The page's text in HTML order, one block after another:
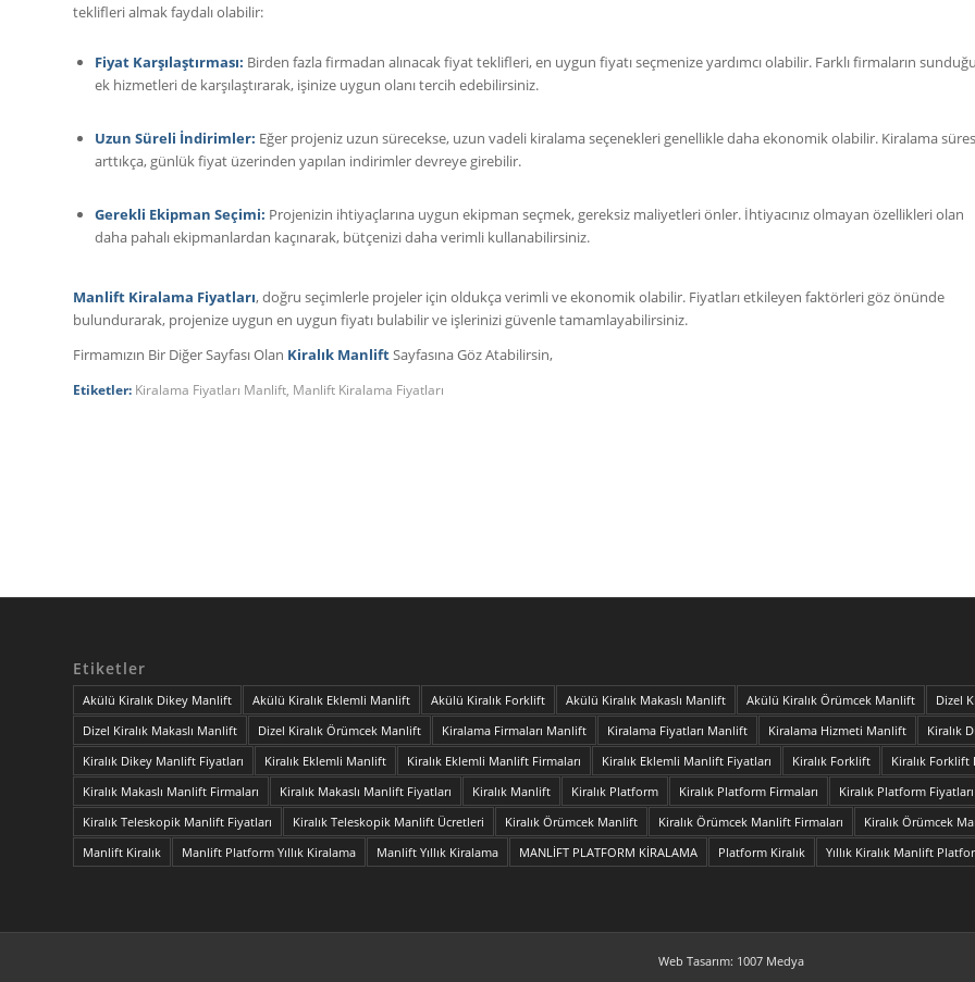
teklifleri almak faydalı olabilir:
Fiyat Karşılaştırması: Birden fazla firmadan alınacak fiyat teklifleri, en uygun fiyatı seçmenize yardımcı olabilir. Farklı firmaların
ek hizmetleri de karşılaştırarak, işinize uygun olanı tercih edebilirsiniz.
Uzun Süreli İndirimler: Eğer projeniz uzun sürecekse, uzun vadeli kiralama seçenekleri genellikle daha ekonomik olabilir. Kiralama
arttıkça, günlük fiyat üzerinden yapılan indirimler devreye girebilir.
Gerekli Ekipman Seçimi: Projenizin ihtiyaçlarına uygun ekipman seçmek, gereksiz maliyetleri önler. İhtiyacınız olmayan özellikleri olan
daha pahalı ekipmanlardan kaçınarak, bütçenizi daha verimli kullanabilirsiniz.
Manlift Kiralama Fiyatları, doğru seçimlerle projeler için oldukça verimli ve ekonomik olabilir. Fiyatları etkileyen faktörleri göz önünde
bulundurarak, projenize uygun en uygun fiyatı bulabilir ve işlerinizi güvenle tamamlayabilirsiniz.
Firmamızın Bir Diğer Sayfası Olan Kiralık ManliftSayfasına Göz Atabilirsin,
Etiketler: Kiralama Fiyatları Manlift Manlift Kiralama Fiyatları
Etiketler
Akülü Kiralık Dikey Manlift Akülü Kiralık Eklemli Manlift Akülü Kiralık Forklift Akülü Kiralık Makaslı Manlift Akülü Kiralık Örümcek Manlift
Dizel
Dizel Kiralık Makaslı Manlift
Dizel Kiralık Örümcek Manlift Kiralama Firmaları Manlift Kiralama Fiyatları Manlift Kiralama Hizmeti Manlift
Kiralık
Kiralık Dikey Manlift Fiyatları
Kiralık Eklemli Manlift Kiralık Eklemli Manlift Firmaları Kiralık Eklemli Manlift Fiyatları Kiralık Forklift
Kiralık Forklift
Kiralık Makaslı Manlift Firmaları
Kiralık Makaslı Manlift Fiyatları Kiralık Manlift Kiralık Platform Kiralık Platform Firmaları
Kiralık Platform Fiyatları
Kiralık Teleskopik Manlift Fiyatları
Kiralık Teleskopik Manlift Ücretleri Kiralık Örümcek Manlift Kiralık Örümcek Manlift Firmaları
Kiralık Örümcek
Manlift Kiralık
Manlift Platform Yıllık Kiralama Manlift Yıllık Kiralama MANLİFT PLATFORM KİRALAMA Platform Kiralık Yıllık Kiralık Manlift
Web Tasarım: 1007 Medya